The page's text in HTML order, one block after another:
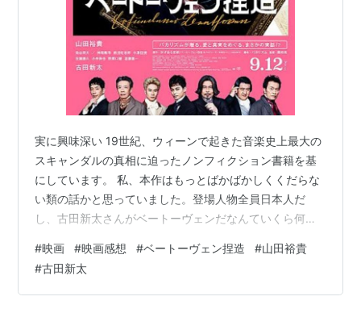
実に興味深い 19世紀、ウィーンで起きた音楽史上最大の
スキャンダルの真相に迫ったノンフィクション書籍を基
にしています。 私、本作はもっとばかばかしくくだらな
い類の話かと思っていました。登場人物全員日本人だ
し、古田新太さんがベートーヴェンだなんていくら何で
ある高校音楽教師が生徒にベートーヴェンの真実を語
る、という作りだったので、なるほど、それならあなが
ちばかばかしいということでもないか・・・と、思い直
#映画 #映画感想 #ベートーヴェン捏造 #山田裕貴
#古田新太